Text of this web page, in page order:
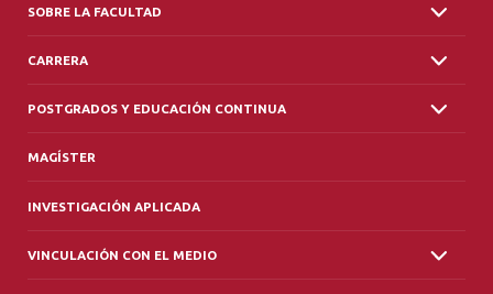
SOBRE LA FACULTAD
CARRERA
POSTGRADOS Y EDUCACIÓN CONTINUA
MAGÍSTER
INVESTIGACIÓN APLICADA
VINCULACIÓN CON EL MEDIO